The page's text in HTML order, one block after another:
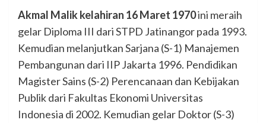
Akmal Malik kelahiran 16 Maret 1970ini meraih
gelar Diploma III dari STPD Jatinangor pada 1993.
Kemudian melanjutkan Sarjana (S-1) Manajemen
Pembangunan dari IIP Jakarta 1996. Pendidikan
Magister Sains (S-2) Perencanaan dan Kebijakan
Publik dari Fakultas Ekonomi Universitas
Indonesia di 2002. Kemudian gelar Doktor (S-3)